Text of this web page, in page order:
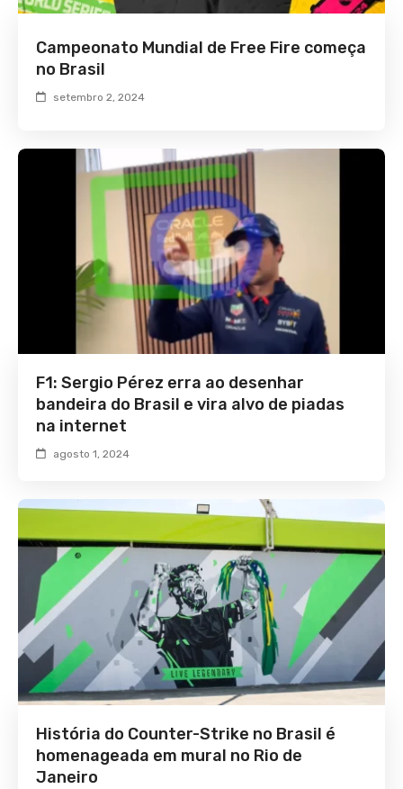
Campeonato Mundial de Free Fire começa
no Brasil
setembro 2, 2024
F1: Sergio Pérez erra ao desenhar
bandeira do Brasil e vira alvo de piadas
na internet
agosto 1, 2024
História do Counter-Strike no Brasil é
homenageada em mural no Rio de
Janeiro